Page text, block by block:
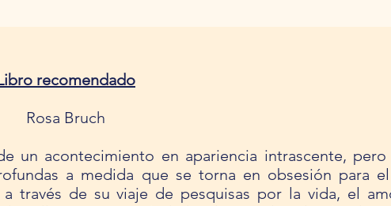
recomendado
Rosa Bruch
un acontecimiento en apariencia intrascente,
a medida que se torna en obsesión para
través de su viaje de pesquisas por la vida, el